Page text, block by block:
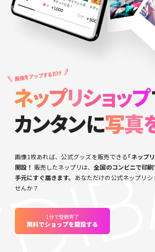
画像をアップするだけ
ネップリショップ
カンタンに写真
画像1枚あれば、公式グッズを販売できる｢ネップ
開設！ 販売したネップリは、全国のコンビニで印
手元にすぐ届きます。 あなただけの公式ネップリ
せんか？
1分で登録完了
無料でショップを開設する